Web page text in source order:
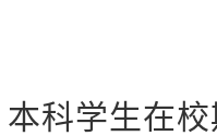
学生在校